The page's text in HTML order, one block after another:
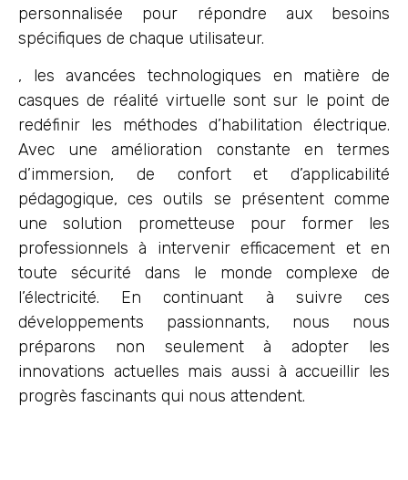
personnalisée pour répondre aux besoins
spécifiques de chaque utilisateur.
, les avancées technologiques en matière de
casques de réalité virtuelle sont sur le point de
redéfinir les méthodes d’habilitation électrique.
Avec une amélioration constante en termes
d’immersion, de confort et d’applicabilité
pédagogique, ces outils se présentent comme
une solution prometteuse pour former les
professionnels à intervenir efficacement et en
toute sécurité dans le monde complexe de
l’électricité. En continuant à suivre ces
développements passionnants, nous nous
préparons non seulement à adopter les
innovations actuelles mais aussi à accueillir les
progrès fascinants qui nous attendent.